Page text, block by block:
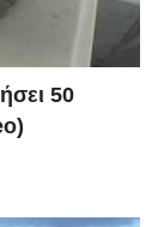
50